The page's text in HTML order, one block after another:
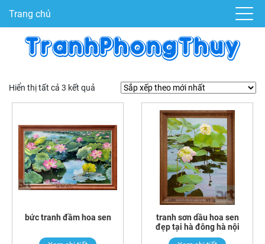
Trang chủ
Hiển thị tất cả 3 kết quả
bức tranh đầm hoa sen
tranh sơn dầu hoa sen
đẹp tại hà đông hà nội